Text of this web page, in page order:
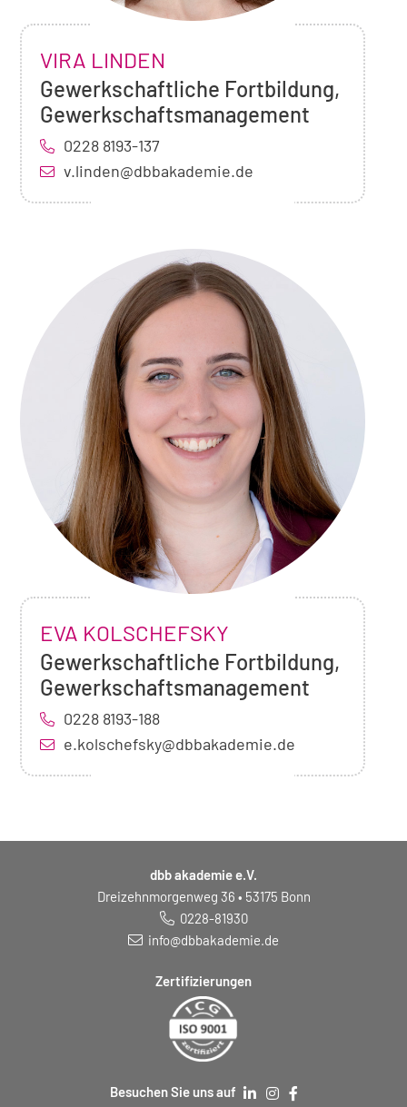
Foto
von
Vira
Linden
NAME:
VIRA LINDEN
,
Position:
Gewerkschaftliche Fortbildung,
Gewerkschaftsmanagement
0228 8193-137
v.linden@dbbakademie.de
Foto
von
Eva
Kolschefsky
NAME:
EVA KOLSCHEFSKY
,
Position:
Gewerkschaftliche Fortbildung,
Gewerkschaftsmanagement
0228 8193-188
e.kolschefsky@dbbakademie.de
dbb akademie e.V.
Dreizehnmorgenweg 36 • 53175 Bonn
0228-81930
info@dbbakademie.de
Zertifizierungen
Besuchen Sie uns auf